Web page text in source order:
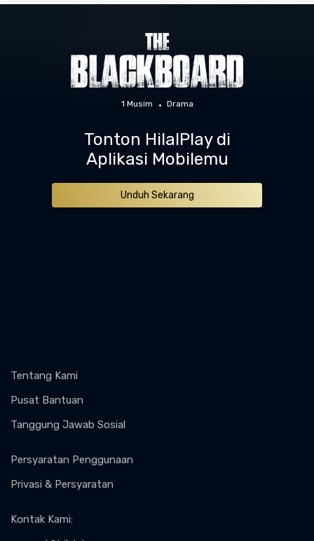
1 Musim Drama
Tonton HilalPlay di
Aplikasi Mobilemu
Unduh Sekarang
Tentang Kami
Pusat Bantuan
Tanggung Jawab Sosial
Persyaratan Penggunaan
Privasi & Persyaratan
Kontak Kami: